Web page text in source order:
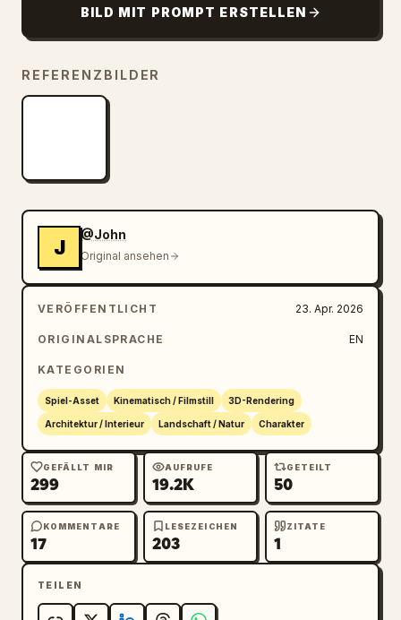
Frame aus einem High-Budget-Fantasyfilm
wirken, mit extrem detailreicher Umgebung und
dem Referenzbild basiert.
BILD MIT PROMPT ERSTELLEN
REFERENZBILDER
J
@John
Original ansehen
VERÖFFENTLICHT 23. Apr. 2026
ORIGINALSPRACHE EN
KATEGORIEN
Spiel-Asset Kinematisch / Filmstill 3D-Rendering
Architektur / Interieur Landschaft / Natur Charakter
GEFÄLLT MIR
299
AUFRUFE
19.2K
GETEILT
50
KOMMENTARE
17
LESEZEICHEN
203
ZITATE
1
TEILEN